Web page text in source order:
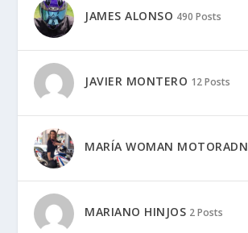
JAMES ALONSO 490 Posts
JAVIER MONTERO 12 Posts
MARÍA WOMAN MOTORADN
MARIANO HINJOS 2 Posts